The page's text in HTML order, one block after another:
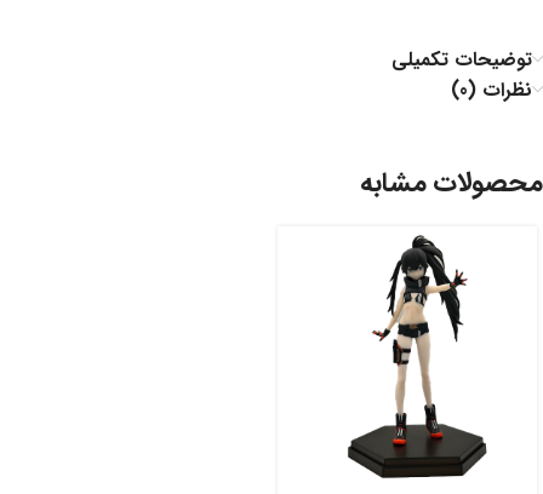
توضیحات تکمیلی
نظرات (0)
محصولات مشابه